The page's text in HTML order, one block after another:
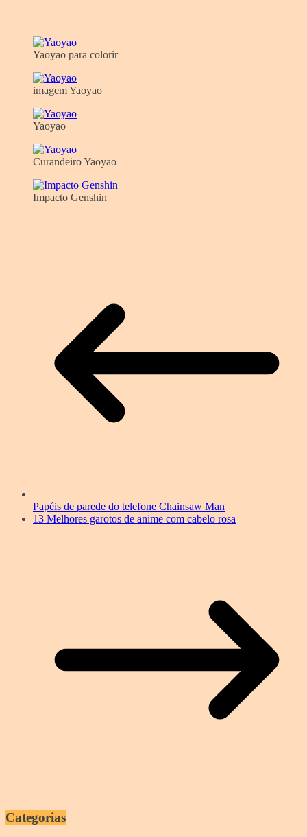
Yaoyao para colorir
imagem Yaoyao
Yaoyao
Curandeiro Yaoyao
Impacto Genshin
Papéis de parede do telefone Chainsaw Man
13 Melhores garotos de anime com cabelo rosa
Categorias